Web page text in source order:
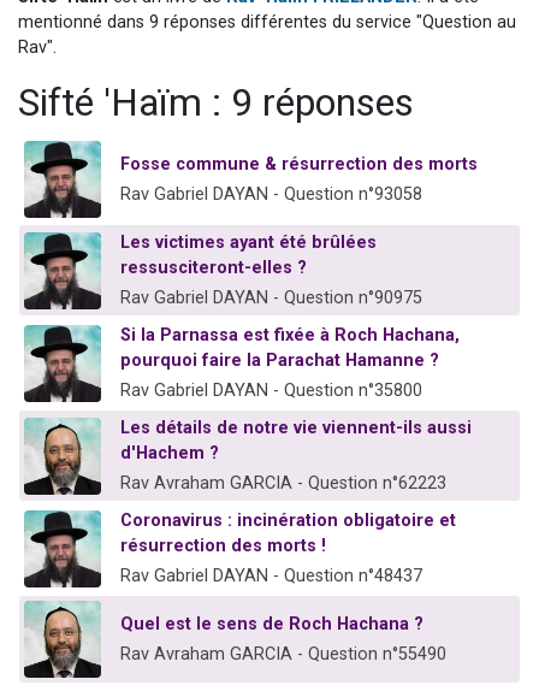
13 personnes viennent de demander une bénédiction
Il reste 49 places pour étudier en groupe sur Zoom
12 nouvelles musiques dans Torah-Box Music
mentionné dans 9 réponses différentes du service "Question au
Rav".
Sifté 'Haïm : 9 réponses
Fosse commune & résurrection des morts
Rav Gabriel DAYAN - Question n°93058
Les victimes ayant été brûlées
ressusciteront-elles ?
Rav Gabriel DAYAN - Question n°90975
Si la Parnassa est fixée à Roch Hachana,
pourquoi faire la Parachat Hamanne ?
Rav Gabriel DAYAN - Question n°35800
Les détails de notre vie viennent-ils aussi
d'Hachem ?
Rav Avraham GARCIA - Question n°62223
Coronavirus : incinération obligatoire et
résurrection des morts !
Rav Gabriel DAYAN - Question n°48437
Quel est le sens de Roch Hachana ?
Rav Avraham GARCIA - Question n°55490